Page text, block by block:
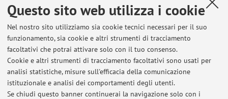
Questo sito web utilizza i cookie
Nel nostro sito utilizziamo sia cookie tecnici necessari per il suo
funzionamento, sia cookie e altri strumenti di tracciamento
facoltativi che potrai attivare solo con il tuo consenso.
Cookie e altri strumenti di tracciamento facoltativi sono usati per
analisi statistiche, misure sull'efficacia della comunicazione
istituzionale e analisi dei comportamenti degli utenti.
Se chiudi questo banner continuerai la navigazione solo con i
E-mail: yue.lai2@unibo.it
Dipartimento di Ingegneria Civile, Chimica, Ambientale e
dei Materiali
Viale del Risorgimento 2, Bologna -
Vai alla mappa